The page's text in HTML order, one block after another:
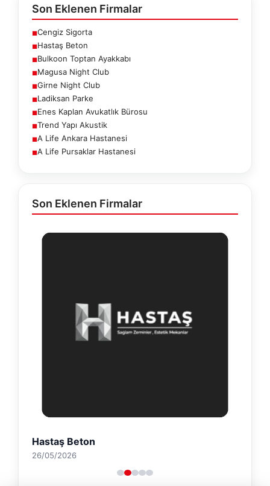
Son Eklenen Firmalar
■Cengiz Sigorta
■Hastaş Beton
■Bulkoon Toptan Ayakkabı
■Magusa Night Club
■Girne Night Club
■Ladiksan Parke
■Enes Kaplan Avukatlık Bürosu
■Trend Yapı Akustik
■A Life Ankara Hastanesi
■A Life Pursaklar Hastanesi
Son Eklenen Firmalar
Hastaş Beton
26/05/2026